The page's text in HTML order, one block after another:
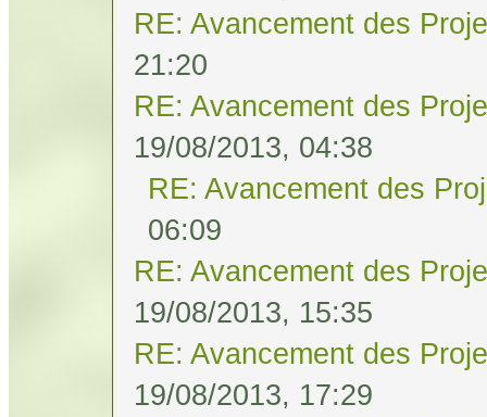
RE: Avancement des
21:20
RE: Avancement des
19/08/2013, 04:38
RE: Avancement des
06:09
RE: Avancement des
19/08/2013, 15:35
RE: Avancement des
19/08/2013, 17:29